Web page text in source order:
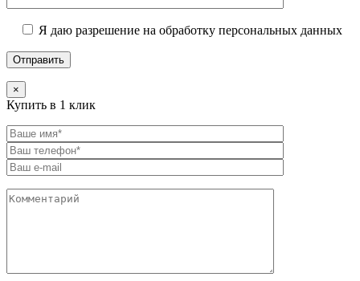
Я даю разрешение на обработку персональных данных
×
Купить в 1 клик